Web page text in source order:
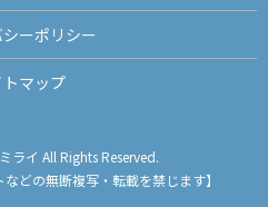
ーポリシー
マップ
ライ All Rights Reserved.
どの無断複写・転載を禁じます】